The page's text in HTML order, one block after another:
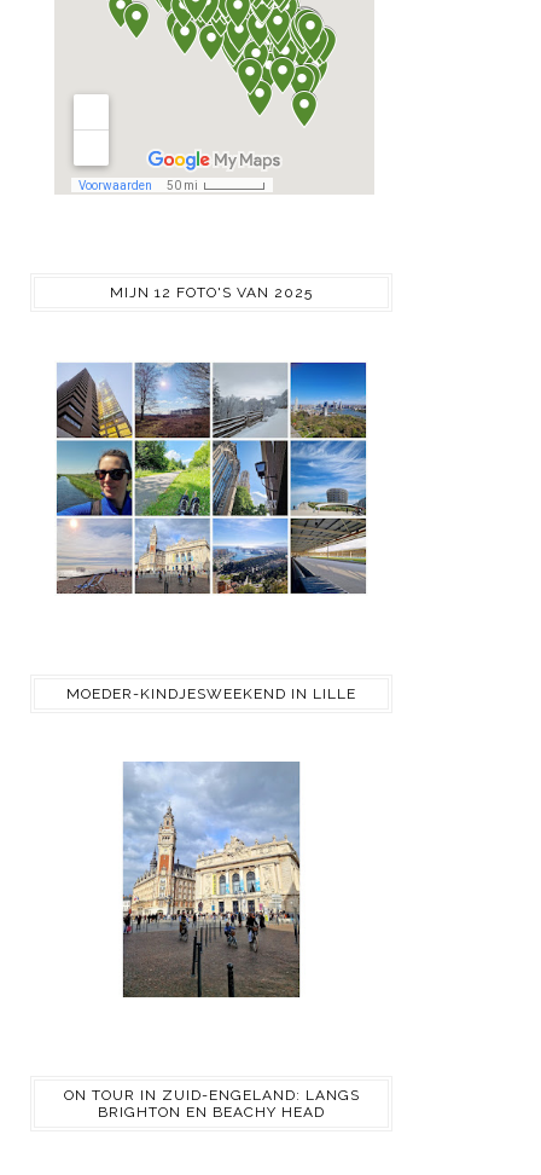
MIJN 12 FOTO'S VAN 2025
MOEDER-KINDJESWEEKEND IN LILLE
ON TOUR IN ZUID-ENGELAND: LANGS
BRIGHTON EN BEACHY HEAD